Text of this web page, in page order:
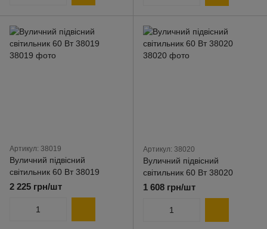
Артикул: 38019
Вуличний підвісний
світильник 60 Вт 38019
2 225 грн/шт
Артикул: 38020
Вуличний підвісний
світильник 60 Вт 38020
1 608 грн/шт